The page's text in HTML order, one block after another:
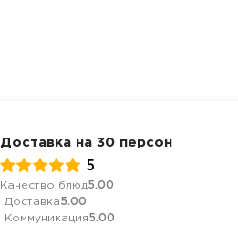
Доставка на 30 персон
5
Качество блюд5.00
Доставка5.00
Коммуникация5.00